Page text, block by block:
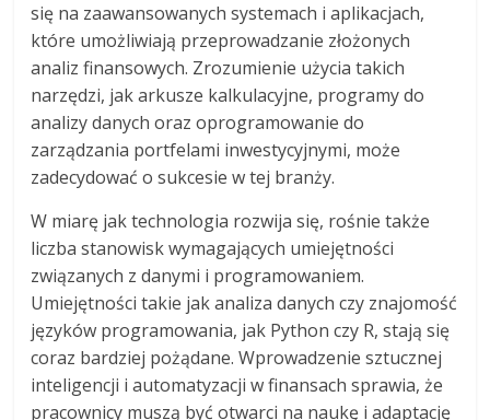
się na zaawansowanych systemach i aplikacjach,
które umożliwiają przeprowadzanie złożonych
analiz finansowych. Zrozumienie użycia takich
narzędzi, jak arkusze kalkulacyjne, programy do
analizy danych oraz oprogramowanie do
zarządzania portfelami inwestycyjnymi, może
zadecydować o sukcesie w tej branży.
W miarę jak technologia rozwija się, rośnie także
liczba stanowisk wymagających umiejętności
związanych z danymi i programowaniem.
Umiejętności takie jak analiza danych czy znajomość
języków programowania, jak Python czy R, stają się
coraz bardziej pożądane. Wprowadzenie sztucznej
inteligencji i automatyzacji w finansach sprawia, że
pracownicy muszą być otwarci na naukę i adaptację